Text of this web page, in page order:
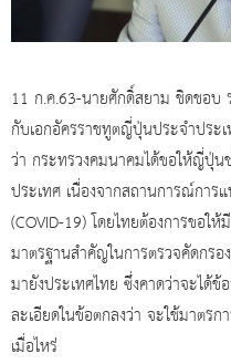
11 ก.ค.63-นายศักดิ์สยาม ชิดชอบ
กับเอกอัครราชทูตญี่ปุ่นประจำประ
ว่า กระทรวงคมนาคมได้ขอให้ญี่ปุ่น
ประเทศ เนื่องจากสถานการณ์การ
(COVID-19) โดยไทยต้องการขอใ
มาตรฐานสำคัญในการตรวจคัดกร
มายังประเทศไทย ซึ่งคาดว่าจะได้
ละเอียดในข้อตกลงว่า จะใช้มาตรก
เมื่อไหร่